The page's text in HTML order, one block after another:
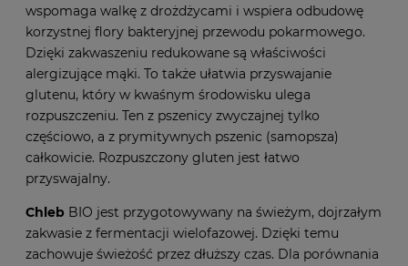
wspomaga walkę z drożdżycami i wspiera odbudowę
korzystnej flory bakteryjnej przewodu pokarmowego.
Dzięki zakwaszeniu redukowane są właściwości
alergizujące mąki. To także ułatwia przyswajanie
glutenu, który w kwaśnym środowisku ulega
rozpuszczeniu. Ten z pszenicy zwyczajnej tylko
częściowo, a z prymitywnych pszenic (samopsza)
całkowicie. Rozpuszczony gluten jest łatwo
przyswajalny.
Chleb BIO jest przygotowywany na świeżym, dojrzałym
zakwasie z fermentacji wielofazowej. Dzięki temu
zachowuje świeżość przez dłuższy czas. Dla porównania